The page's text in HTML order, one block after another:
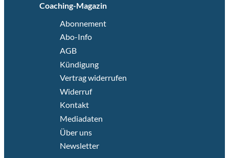
Coaching-Magazin
Abonnement
Abo-Info
AGB
Kündigung
Vertrag widerrufen
Widerruf
Kontakt
Mediadaten
Über uns
Newsletter